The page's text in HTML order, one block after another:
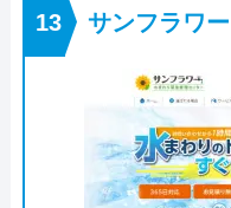
サンフラワー